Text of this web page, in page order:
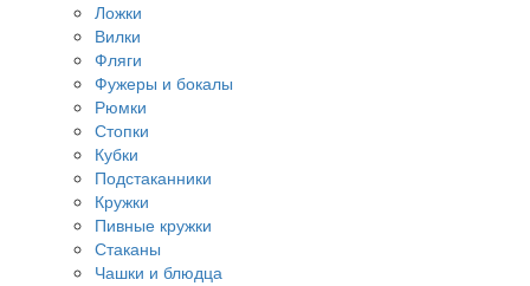
Ложки
Вилки
Фляги
Фужеры и бокалы
Рюмки
Стопки
Кубки
Подстаканники
Кружки
Пивные кружки
Стаканы
Чашки и блюдца